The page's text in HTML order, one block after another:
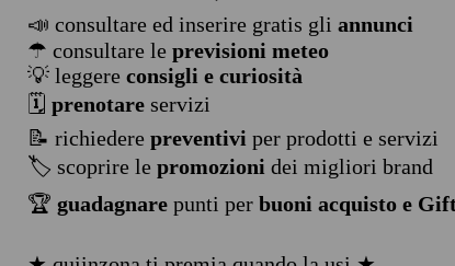
📣 consultare ed inserire gratis gli annunci
☂ consultare le previsioni meteo
💡 leggere consigli e curiosità
🗓️ prenotareservizi
📝 richiedere preventivi per prodotti e servizi
🏷️ scoprire le promozioni dei migliori brand
🏆 guadagnarepunti per buoni acquisto e